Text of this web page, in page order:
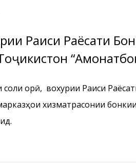
Раиси Раёсати
“Амонатбонк”
соли ҷорӣ, вохурии Раиси
хизматрасонии